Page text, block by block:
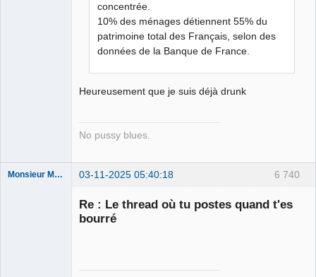
concentrée.
10% des ménages détiennent 55% du
patrimoine total des Français, selon des
données de la Banque de France.
Heureusement que je suis déjà drunk
No pussy blues.
6 740
Monsieur Maurice 03-11-2025 05:40:18
Re : Le thread où tu postes quand t'es
bourré